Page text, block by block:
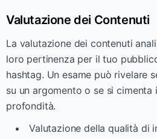
Valutazione dei Contenuti
La valutazione dei contenuti
loro pertinenza per il tuo
hashtag. Un esame può rivelare
su un argomento o se si
profondità.
Valutazione della qualità di